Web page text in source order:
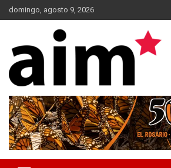
Skip
to
domingo, agosto 9, 2026
AIM*